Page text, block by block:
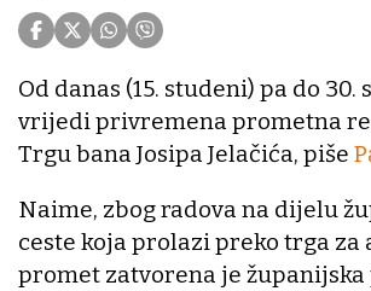
Od danas (15. studeni) pa do 30.
vrijedi privremena prometna
Trgu bana Josipa Jelačića, piše
Naime, zbog radova na dijelu
ceste koja prolazi preko trga
promet zatvorena je